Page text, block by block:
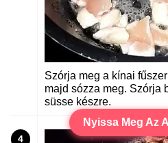
Szórja meg a kínai
majd sózza meg. Szórja
süsse készre.
4
Nyissa Meg Az